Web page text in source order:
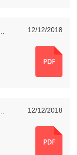
12/12/2018
12/12/2018